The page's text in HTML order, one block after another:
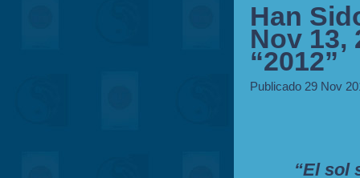
Han
Nov 13,
“2012”
Publicado 29 Nov
“El sol